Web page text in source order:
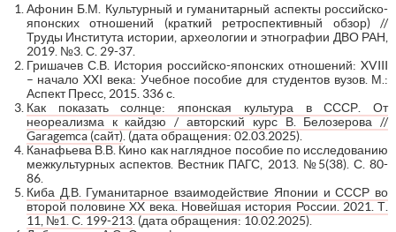
Афонин Б.М. Культурный и гуманитарный аспекты российско-
японских отношений (краткий ретроспективный обзор) //
Труды Института истории, археологии и этнографии ДВО РАН,
2019. №3. С. 29-37.
Гришачев С.В. История российско-японских отношений: XVIII
– начало XXI века: Учебное пособие для студентов вузов. М.:
Аспект Пресс, 2015. 336 с.
Как показать солнце: японская культура в СССР. От
неореализма к кайдзю / авторский курс В. Белозерова //
Garagemca (сайт). (дата обращения: 02.03.2025).
Канафьева В.В. Кино как наглядное пособие по исследованию
межкультурных аспектов. Вестник ПАГС, 2013. №5(38). С. 80-
86.
Киба Д.В. Гуманитарное взаимодействие Японии и СССР во
второй половине XX века. Новейшая история России. 2021. Т.
11, №1. С. 199-213. (дата обращения: 10.02.2025).